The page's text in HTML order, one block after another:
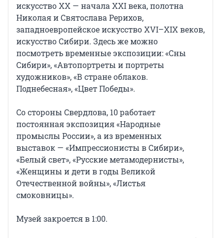
искусство XХ — начала XXI века, полотна
Николая и Святослава Рерихов,
западноевропейское искусство XVI–XIX веков,
искусство Сибири. Здесь же можно
посмотреть временные экспозиции: «Сны
Сибири», «Автопортреты и портреты
художников», «В стране облаков.
Поднебесная», «Цвет Победы».
Со стороны Свердлова, 10 работает
постоянная экспозиция «Народные
промыслы России», а из временных
выставок — «Импрессионисты в Сибири»,
«Белый свет», «Русские метамодернисты»,
«Женщины и дети в годы Великой
Отечественной войны», «Листья
смоковницы».
Музей закроется в 1:00.